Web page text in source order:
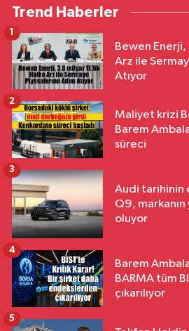
Trend Haberler
Bewen
Arz ile
Atıyor
1
Maliyet krizi
Barem
süreci
2
Audi tarihinin
Q9,
oluyor
3
Barem
BARMA tüm
çıkarılıyor
4
5